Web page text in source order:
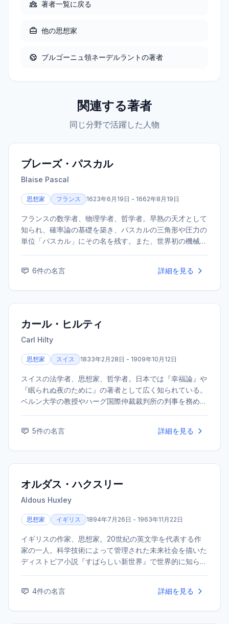
著者一覧に戻る
他の思想家
ブルゴーニュ領ネーデルラントの著者
関連する著者
同じ分野で活躍した人物
ブレーズ・パスカル
Blaise Pascal
思想家 フランス 1623年6月19日 - 1662年8月19日
フランスの数学者、物理学者、哲学者。早熟の天才として
知られ、確率論の基礎を築き、パスカルの三角形や圧力の
単位「パスカル」にその名を残す。また、世界初の機械式
6件の名言 詳細を見る
カール・ヒルティ
Carl Hilty
思想家 スイス 1833年2月28日 - 1909年10月12日
スイスの法学者、思想家、哲学者。日本では『幸福論』や
『眠られぬ夜のために』の著者として広く知られている。
ベルン大学の教授やハーグ国際仲裁裁判所の判事を務める
えないほどの広範な知識で、今日なお多くの読者に影響を
5件の名言 詳細を見る
オルダス・ハクスリー
Aldous Huxley
思想家 イギリス 1894年7月26日 - 1963年11月22日
イギリスの作家、思想家。20世紀の英文学を代表する作
家の一人。科学技術によって管理された未来社会を描いた
ディストピア小説『すばらしい新世界』で世界的に知られ
4件の名言 詳細を見る